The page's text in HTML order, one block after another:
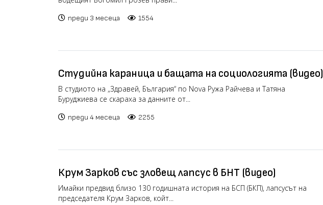
преди 3 месеца 1554
Студийна караница и бащата на социологията (видео)
В студиото на „Здравей, България“ по Nova Ружа Райчева и Татяна
Буруджиева се скараха за данните от...
преди 4 месеца 2255
Крум Зарков със зловещ лапсус в БНТ (видео)
Имайки предвид близо 130 годишната история на БСП (БКП), лапсусът на
председателя Крум Зарков, койт...